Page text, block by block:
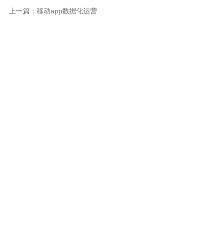
上一篇：移动app数据化运营